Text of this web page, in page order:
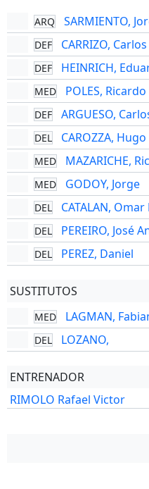
ARQ SARMIENTO,
DEF CARRIZO, Carlos
DEF HEINRICH,
MED POLES,
DEF ARGUESO,
DEL CAROZZA, Hugo
MED MAZARICHE,
MED GODOY, Jorge
DEL CATALAN,
DEL PEREIRO, José
DEL PEREZ, Daniel
SUSTITUTOS
MED LAGMAN,
DEL LOZANO,
ENTRENADOR
RIMOLO Rafael Victor